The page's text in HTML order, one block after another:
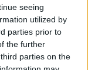
seeing
utilized by
parties prior to
the further
parties on the